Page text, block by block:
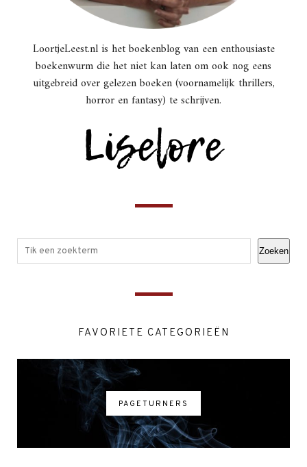
LoortjeLeest.nl is het boekenblog van een enthousiaste
boekenwurm die het niet kan laten om ook nog eens
uitgebreid over gelezen boeken (voornamelijk thrillers,
horror en fantasy) te schrijven.
Zoeken
FAVORIETE CATEGORIEËN
PAGETURNERS